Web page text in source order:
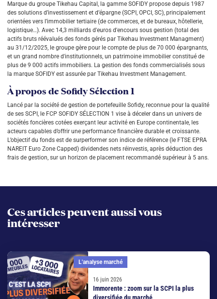
Marque du groupe Tikehau Capital, la gamme SOFIDY propose depuis 1987
des solutions d’investissement et d’épargne (SCPI, OPCI, SC), principalement
orientées vers l’immobilier tertiaire (de commerces, et de bureaux, hôtellerie,
logistique…). Avec 14,3 milliards d'euros d'encours sous gestion (total des
actifs bruts réévalués des fonds gérés par Tikehau Investment Managment)
au 31/12/2025, le groupe gère pour le compte de plus de 70 000 épargnants,
et un grand nombre d'institutionnels, un patrimoine immobilier constitué de
plus de 9 000 actifs immobiliers. La gestion des fonds commercialisés sous
la marque SOFIDY est assurée par Tikehau Investment Management.
À propos de Sofidy Sélection 1
Lancé par la société de gestion de portefeuille Sofidy, reconnue pour la qualité
de ses SCPI, le FCP SOFIDY SÉLECTION 1 vise à déceler dans un univers de
sociétés foncières cotées exerçant leur activité en Europe continentale, les
acteurs capables d’offrir une performance financière durable et croissante.
L’objectif du fonds est de surperformer son indice de référence (le FTSE EPRA
NAREIT Euro Zone Capped) dividendes nets réinvestis, après déduction des
frais de gestion, sur un horizon de placement recommandé supérieur à 5 ans.
Ces articles peuvent aussi vous
intéresser
L'analyse marché
16 juin 2026
Immorente : zoom sur la SCPI la plus
diversifiée du marché